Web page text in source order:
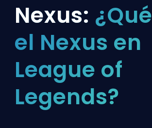
Nexus:
el Nexus en
League of
Legends?